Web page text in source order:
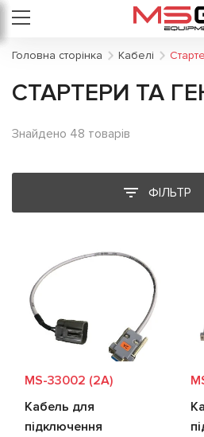
Головна сторінка Кабелі
СТАРТЕРИ ТА
Знайдено 48 товарів
ФІЛЬТР
MS-33002 (2A)
Кабель для
підключення